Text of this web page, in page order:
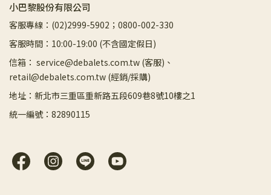
小巴黎股份有限公司
客服專線：(02)2999-5902；0800-002-330
客服時間：10:00-19:00 (不含國定假日)
信箱： service@debalets.com.tw (客服)、
retail@debalets.com.tw (經銷/採購)
地址：新北市三重區重新路五段609巷8號10樓之1
統一編號：82890115